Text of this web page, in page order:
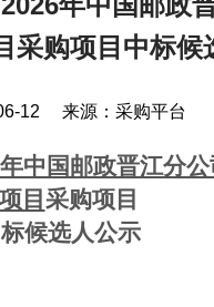
采购项目中标候
12 来源： 采购平台
中国邮政晋江分
目 采购项目
候选人公示